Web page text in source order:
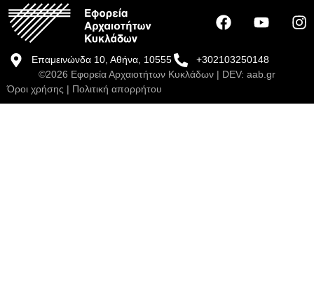
Επαμεινώνδα 10, Αθήνα, 10555
+302103250148
©2026 Εφορεία Αρχαιοτήτων Κυκλάδων | DEV: aab.gr
Όροι χρήσης | Πολιτική απορρήτου